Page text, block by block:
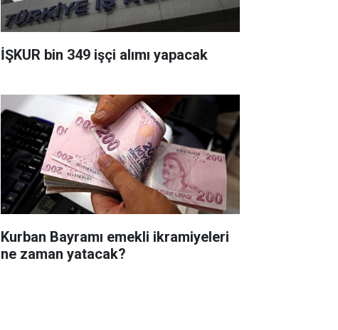
İŞKUR bin 349 işçi alımı yapacak
Kurban Bayramı emekli ikramiyeleri
ne zaman yatacak?